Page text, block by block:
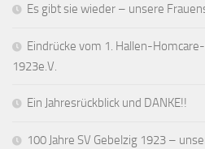
Es gibt sie wieder – unsere
Eindrücke vom 1. Hallen-
1923e.V.
Ein Jahresrückblick und DANKE!!
100 Jahre SV Gebelzig 1923 –